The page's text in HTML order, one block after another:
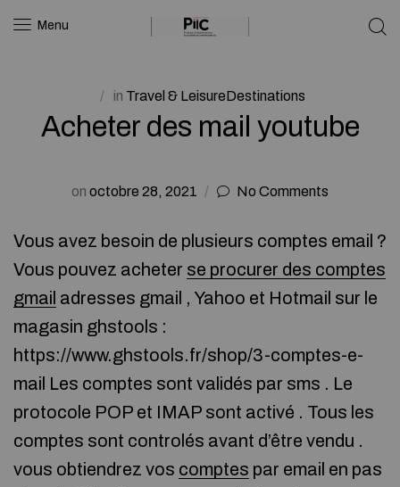
Menu
in Travel & LeisureDestinations
Acheter des mail youtube
on octobre 28, 2021 No Comments
Vous avez besoin de plusieurs comptes email ?
Vous pouvez acheter se procurer des comptes
gmail adresses gmail , Yahoo et Hotmail sur le
magasin ghstools :
https://www.ghstools.fr/shop/3-comptes-e-
mail Les comptes sont validés par sms . Le
protocole POP et IMAP sont activé . Tous les
comptes sont controlés avant d’être vendu .
vous obtiendrez vos comptes par email en pas